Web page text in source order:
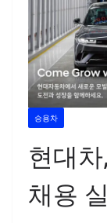
승용차
현대
채용